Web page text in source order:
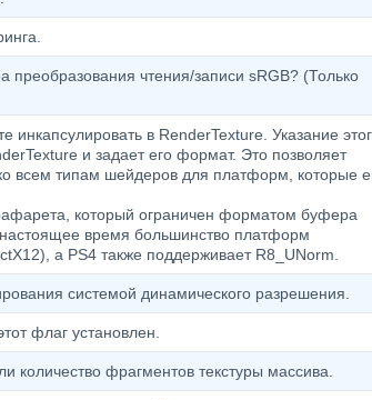
преобразования чтения/записи sRGB? (Только
в RenderTexture. Указание
и задает его формат. Это позволяет
всем типам шейдеров для платформ, которые
который ограничен форматом буфера
время большинство платформ
а PS4 также поддерживает R8_UNorm.
системой динамического разрешения.
флаг установлен.
количество фрагментов текстуры массива.